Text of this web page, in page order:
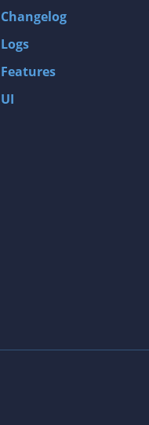
Changelog
Logs
Features
UI